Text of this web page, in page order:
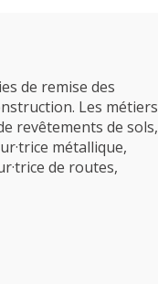
de remise des
Les métiers
revêtements de sols,
métallique,
de routes,